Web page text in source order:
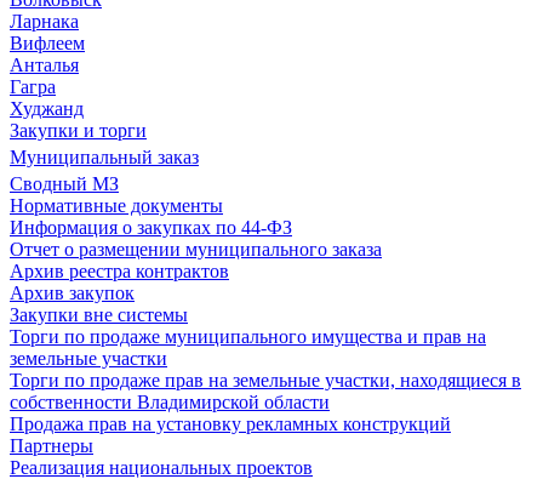
Ларнака
Вифлеем
Анталья
Гагра
Худжанд
Закупки и торги
Муниципальный заказ
Сводный МЗ
Нормативные документы
Информация о закупках по 44-ФЗ
Отчет о размещении муниципального заказа
Архив реестра контрактов
Архив закупок
Закупки вне системы
Торги по продаже муниципального имущества и прав на
земельные участки
Торги по продаже прав на земельные участки, находящиеся в
собственности Владимирской области
Продажа прав на установку рекламных конструкций
Партнеры
Реализация национальных проектов